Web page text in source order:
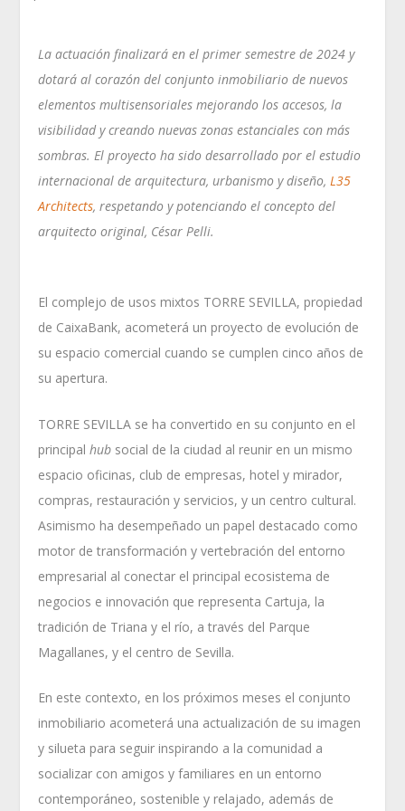
La actuación finalizará en el primer semestre de 2024 y
dotará al corazón del conjunto inmobiliario de nuevos
elementos multisensoriales mejorando los accesos, la
visibilidad y creando nuevas zonas estanciales con más
sombras. El proyecto ha sido desarrollado por el estudio
internacional de arquitectura, urbanismo y diseño,L35
Architects, respetando y potenciando el concepto del
arquitecto original, César Pelli.
El complejo de usos mixtos TORRE SEVILLA, propiedad
de CaixaBank, acometerá un proyecto de evolución de
su espacio comercial cuando se cumplen cinco años de
su apertura.
TORRE SEVILLA se ha convertido en su conjunto en el
principalhub social de la ciudad al reunir en un mismo
espacio oficinas, club de empresas, hotel y mirador,
compras, restauración y servicios, y un centro cultural.
Asimismo ha desempeñado un papel destacado como
motor de transformación y vertebración del entorno
empresarial al conectar el principal ecosistema de
negocios e innovación que representa Cartuja, la
tradición de Triana y el río, a través del Parque
Magallanes, y el centro de Sevilla.
En este contexto, en los próximos meses el conjunto
inmobiliario acometerá una actualización de su imagen
y silueta para seguir inspirando a la comunidad a
socializar con amigos y familiares en un entorno
contemporáneo, sostenible y relajado, además de